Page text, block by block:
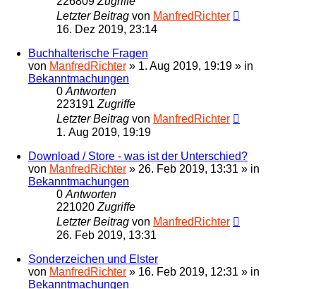
Letzter Beitrag von ManfredRichter
16. Dez 2019, 23:14
Buchhalterische Fragen
von ManfredRichter » 1. Aug 2019, 19:19 » in
Bekanntmachungen
0 Antworten
223191 Zugriffe
Letzter Beitrag von ManfredRichter
1. Aug 2019, 19:19
Download / Store - was ist der Unterschied?
von ManfredRichter » 26. Feb 2019, 13:31 » in
Bekanntmachungen
0 Antworten
221020 Zugriffe
Letzter Beitrag von ManfredRichter
26. Feb 2019, 13:31
Sonderzeichen und Elster
von ManfredRichter » 16. Feb 2019, 12:31 » in
Bekanntmachungen